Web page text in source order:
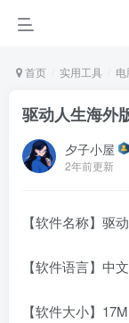
首页 实用工具
驱动人生海外
夕子小屋
2年前更新
【软件名称】驱
【软件语言】中文
【软件大小】17M